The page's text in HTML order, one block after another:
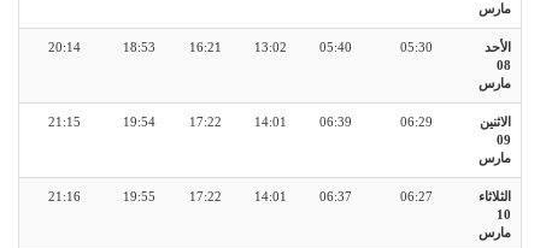
مارس
الأحد
08
مارس
05:30
05:40
13:02
16:21
18:53
20:14
الاثنين
09
مارس
06:29
06:39
14:01
17:22
19:54
21:15
الثلاثاء
10
مارس
06:27
06:37
14:01
17:22
19:55
21:16